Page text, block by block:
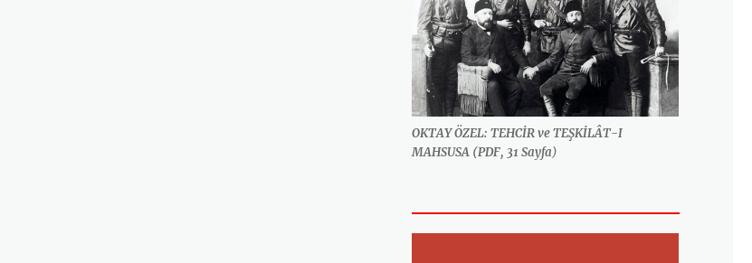
OKTAY ÖZEL: TEHCİR ve TEŞKİLÂT-I
MAHSUSA (PDF, 31 Sayfa)